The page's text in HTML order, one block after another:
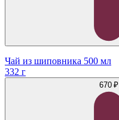
Чай из шиповника 500 мл
332 г
670 ₽